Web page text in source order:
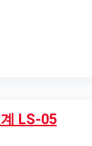
LS-05